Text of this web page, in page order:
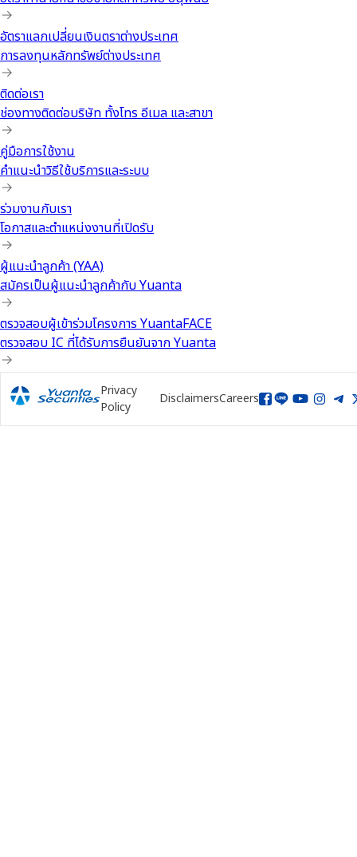
อัตราแลกเปลี่ยนเงินตราต่างประเทศ
การลงทุนหลักทรัพย์ต่างประเทศ
ติดต่อเรา
ช่องทางติดต่อบริษัท ทั้งโทร อีเมล และสาขา
คู่มือการใช้งาน
คำแนะนำวิธีใช้บริการและระบบ
ร่วมงานกับเรา
โอกาสและตำแหน่งงานที่เปิดรับ
ผู้แนะนำลูกค้า (YAA)
สมัครเป็นผู้แนะนำลูกค้ากับ Yuanta
ตรวจสอบผู้เข้าร่วมโครงการ YuantaFACE
ตรวจสอบ IC ที่ได้รับการยืนยันจาก Yuanta
Privacy
Policy
DisclaimersCareers